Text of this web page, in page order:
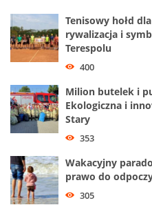
Tenisowy hołd
rywalizacja i
Terespolu
400
Milion butelek i
Ekologiczna i
Stary
353
Wakacyjny
prawo do
305